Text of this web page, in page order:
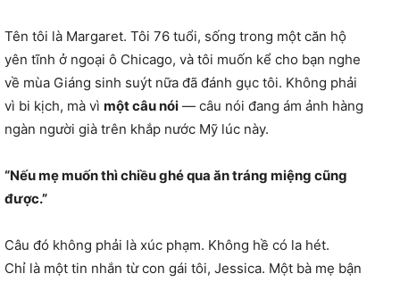
Tên tôi là Margaret. Tôi 76 tuổi, sống trong một căn hộ
yên tĩnh ở ngoại ô Chicago, và tôi muốn kể cho bạn nghe
về mùa Giáng sinh suýt nữa đã đánh gục tôi. Không phải
vì bi kịch, mà vì một câu nói — câu nói đang ám ảnh hàng
ngàn người già trên khắp nước Mỹ lúc này.
“Nếu mẹ muốn thì chiều ghé qua ăn tráng miệng cũng
được.”
Câu đó không phải là xúc phạm. Không hề có la hét.
Chỉ là một tin nhắn từ con gái tôi, Jessica. Một bà mẹ bận